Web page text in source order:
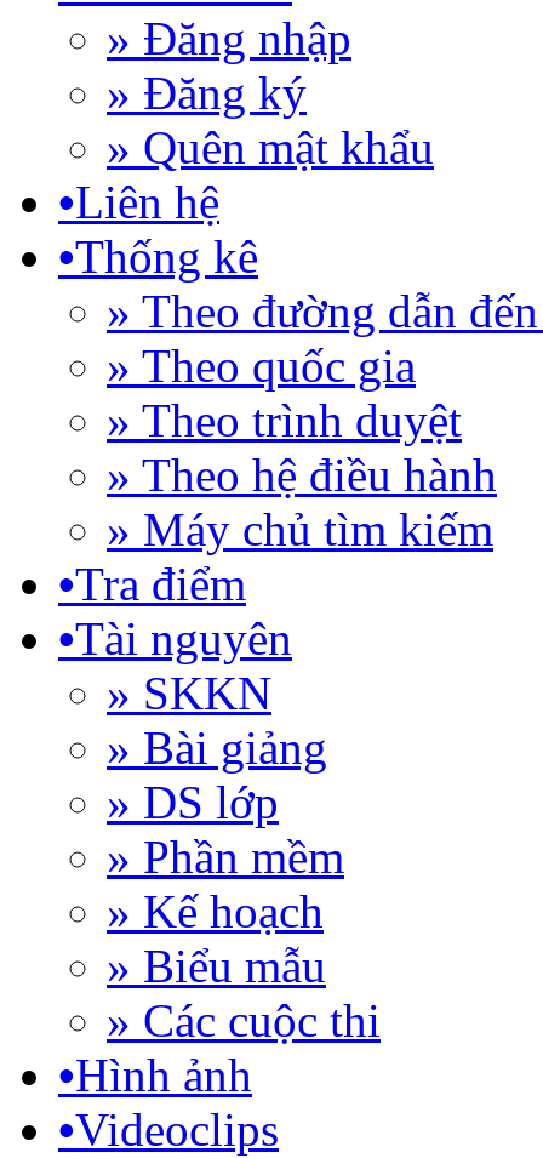
» Đăng nhập
» Đăng ký
» Quên mật khẩu
•Liên hệ
•Thống kê
» Theo đường dẫn
» Theo quốc gia
» Theo trình duyệt
» Theo hệ điều hành
» Máy chủ tìm kiếm
•Tra điểm
•Tài nguyên
» SKKN
» Bài giảng
» DS lớp
» Phần mềm
» Kế hoạch
» Biểu mẫu
» Các cuộc thi
•Hình ảnh
•Videoclips